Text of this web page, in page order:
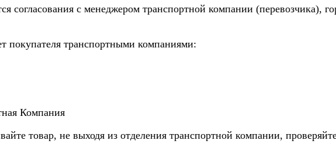
согласования с менеджером транспортной компании (перевозчика),
покупателя транспортными компаниями:
Компания
товар, не выходя из отделения транспортной компании,